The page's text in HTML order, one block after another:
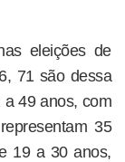
eleições de
71 são dessa
49 anos, com
35
19 a 30 anos,